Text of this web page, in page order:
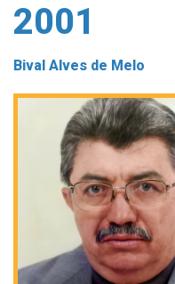
2001
Bival Alves de Melo